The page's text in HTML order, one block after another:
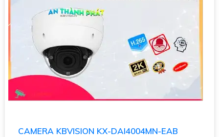
CAMERA KBVISION KX-DAI4004MN-EAB